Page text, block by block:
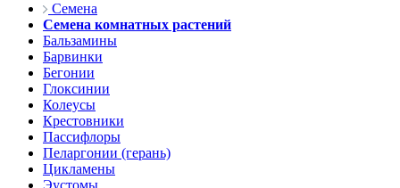
Семена
Семена комнатных растений
Бальзамины
Барвинки
Бегонии
Глоксинии
Колеусы
Крестовники
Пассифлоры
Пеларгонии (герань)
Цикламены
Эустомы